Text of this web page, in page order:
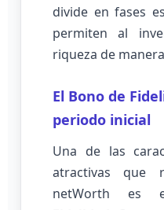
divide en fases
permiten al
riqueza de
El Bono de
periodo inicial
Una de las
atractivas que
netWorth es